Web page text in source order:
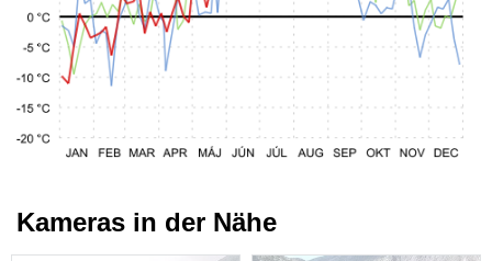
Kameras in der Nähe